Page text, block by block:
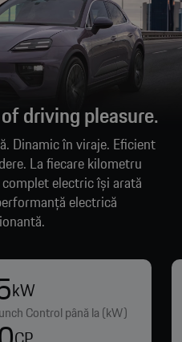
driving pleasure.
Dinamic în viraje. Eficient
La fiecare kilometru
electric își arată
electrică
kW
Control până la (kW)